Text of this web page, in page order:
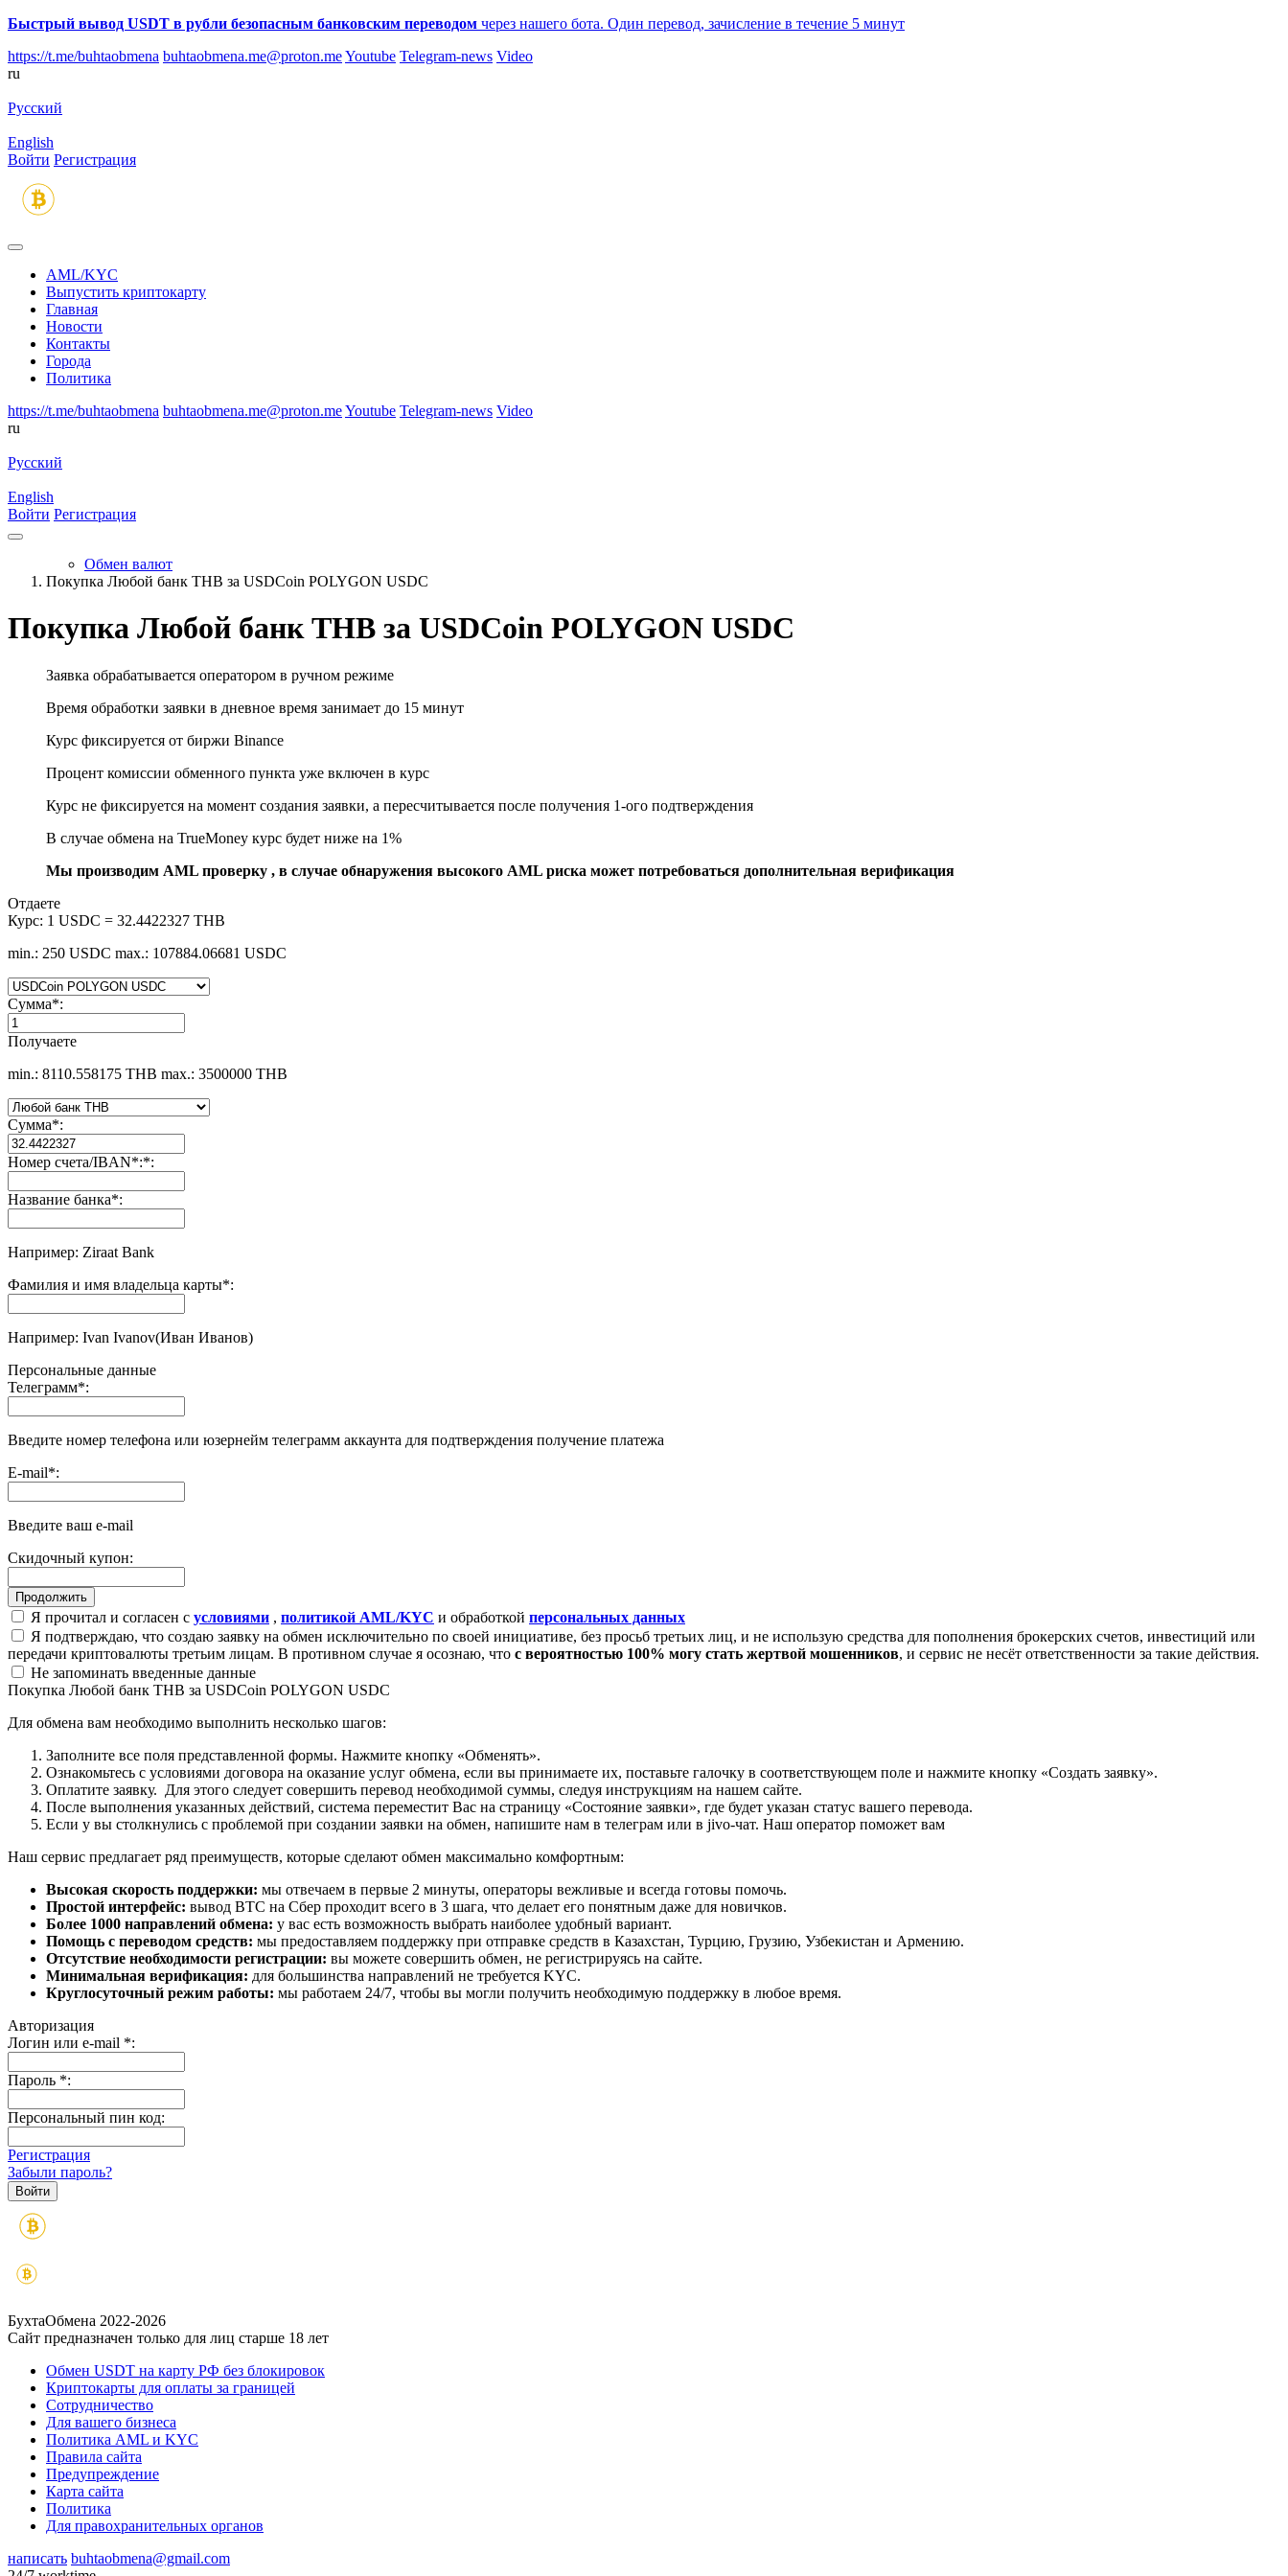
Быстрый вывод USDT в рубли безопасным банковским переводом через нашего бота. Один перевод, зачисление в течение 5 минут
https://t.me/buhtaobmena buhtaobmena.me@proton.meYoutube Telegram-news Video
ru
Русский
English
Войти Регистрация
AML/KYC
Выпустить криптокарту
Главная
Новости
Контакты
Города
Политика
https://t.me/buhtaobmena buhtaobmena.me@proton.meYoutube Telegram-news Video
ru
Русский
English
Войти Регистрация
Обмен валют
Покупка Любой банк THB за USDCoin POLYGON USDC
Покупка Любой банк THB за USDCoin POLYGON USDC
Заявка обрабатывается оператором в ручном режиме
Время обработки заявки в дневное время занимает до 15 минут
Курс фиксируется от биржи Binance
Процент комиссии обменного пункта уже включен в курс
Курс не фиксируется на момент создания заявки, а пересчитывается после получения 1-ого подтверждения
В случае обмена на TrueMoney курс будет ниже на 1%
Мы производим AML проверку , в случае обнаружения высокого AML риска может потребоваться дополнительная верификация
Отдаете
Курс: 1 USDC = 32.4422327 THB
min.: 250 USDC max.: 107884.06681 USDC
Сумма*:
Получаете
min.: 8110.558175 THB max.: 3500000 THB
Сумма*:
Номер счета/IBAN*:*:
Название банка*:
Например: Ziraat Bank
Фамилия и имя владельца карты*:
Например: Ivan Ivanov(Иван Иванов)
Персональные данные
Телеграмм*:
Введите номер телефона или юзернейм телеграмм аккаунта для подтверждения получение платежа
E-mail*:
Введите ваш e-mail
Скидочный купон:
Я прочитал и согласен с условиями , политикой AML/KYC и обработкой персональных данных
Я подтверждаю, что создаю заявку на обмен исключительно по своей инициативе, без просьб третьих лиц, и не использую средства для пополнения брокерских счетов, инвестиций или
передачи криптовалюты третьим лицам. В противном случае я осознаю, что с вероятностью 100% могу стать жертвой мошенников, и сервис не несёт ответственности за такие действия.
Не запоминать введенные данные
Покупка Любой банк THB за USDCoin POLYGON USDC
Для обмена вам необходимо выполнить несколько шагов:
Заполните все поля представленной формы. Нажмите кнопку «Обменять».
Ознакомьтесь с условиями договора на оказание услуг обмена, если вы принимаете их, поставьте галочку в соответствующем поле и нажмите кнопку «Создать заявку».
Оплатите заявку. Для этого следует совершить перевод необходимой суммы, следуя инструкциям на нашем сайте.
После выполнения указанных действий, система переместит Вас на страницу «Состояние заявки», где будет указан статус вашего перевода.
Если у вы столкнулись с проблемой при создании заявки на обмен, напишите нам в телеграм или в jivo-чат. Наш оператор поможет вам
Наш сервис предлагает ряд преимуществ, которые сделают обмен максимально комфортным:
Высокая скорость поддержки: мы отвечаем в первые 2 минуты, операторы вежливые и всегда готовы помочь.
Простой интерфейс: вывод BTC на Сбер проходит всего в 3 шага, что делает его понятным даже для новичков.
Более 1000 направлений обмена: у вас есть возможность выбрать наиболее удобный вариант.
Помощь с переводом средств: мы предоставляем поддержку при отправке средств в Казахстан, Турцию, Грузию, Узбекистан и Армению.
Отсутствие необходимости регистрации: вы можете совершить обмен, не регистрируясь на сайте.
Минимальная верификация: для большинства направлений не требуется KYC.
Круглосуточный режим работы: мы работаем 24/7, чтобы вы могли получить необходимую поддержку в любое время.
Авторизация
Логин или e-mail *:
Пароль *:
Персональный пин код:
Регистрация
Забыли пароль?
БухтаОбмена 2022-2026
Сайт предназначен только для лиц старше 18 лет
Обмен USDT на карту РФ без блокировок
Криптокарты для оплаты за границей
Сотрудничество
Для вашего бизнеса
Политика AML и KYC
Правила сайта
Предупреждение
Карта сайта
Политика
Для правохранительных органов
написать buhtaobmena@gmail.com